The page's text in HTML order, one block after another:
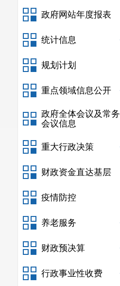
政府网站年度报表
统计信息
规划计划
重点领域信息公开
政府全体会议及常务
会议信息
重大行政决策
财政资金直达基层
疫情防控
养老服务
财政预决算
行政事业性收费